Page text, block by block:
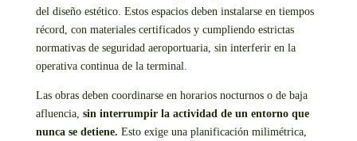
del diseño estético. Estos espacios deben instalarse en tiempos
récord, con materiales certificados y cumpliendo estrictas
normativas de seguridad aeroportuaria, sin interferir en la
operativa continua de la terminal.
Las obras deben coordinarse en horarios nocturnos o de baja
afluencia, sin interrumpir la actividad de un entorno que
nunca se detiene. Esto exige una planificación milimétrica,